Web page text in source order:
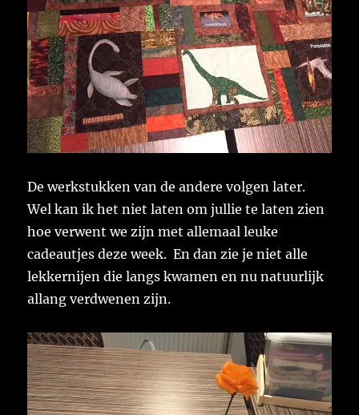
De werkstukken van de andere volgen later.
Wel kan ik het niet laten om jullie te laten zien
hoe verwent we zijn met allemaal leuke
cadeautjes deze week. En dan zie je niet alle
lekkernijen die langs kwamen en nu natuurlijk
allang verdwenen zijn.